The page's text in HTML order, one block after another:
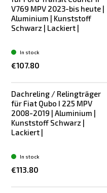
V769 MPV 2023-bis heute |
Aluminium | Kunststoff
Schwarz | Lackiert |
€107.80
In stock
Dachreling / Relingträger
für Fiat Qubo I 225 MPV
2008-2019 | Aluminium |
Kunststoff Schwarz |
Lackiert |
€113.80
In stock